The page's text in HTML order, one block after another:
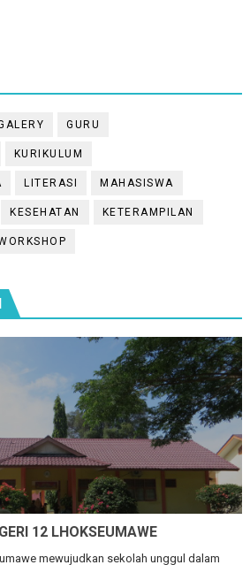
GURU
KURIKULUM
LITERASI MAHASISWA
KESEHATAN KETERAMPILAN
12 LHOKSEUMAWE
mewujudkan sekolah unggul dalam